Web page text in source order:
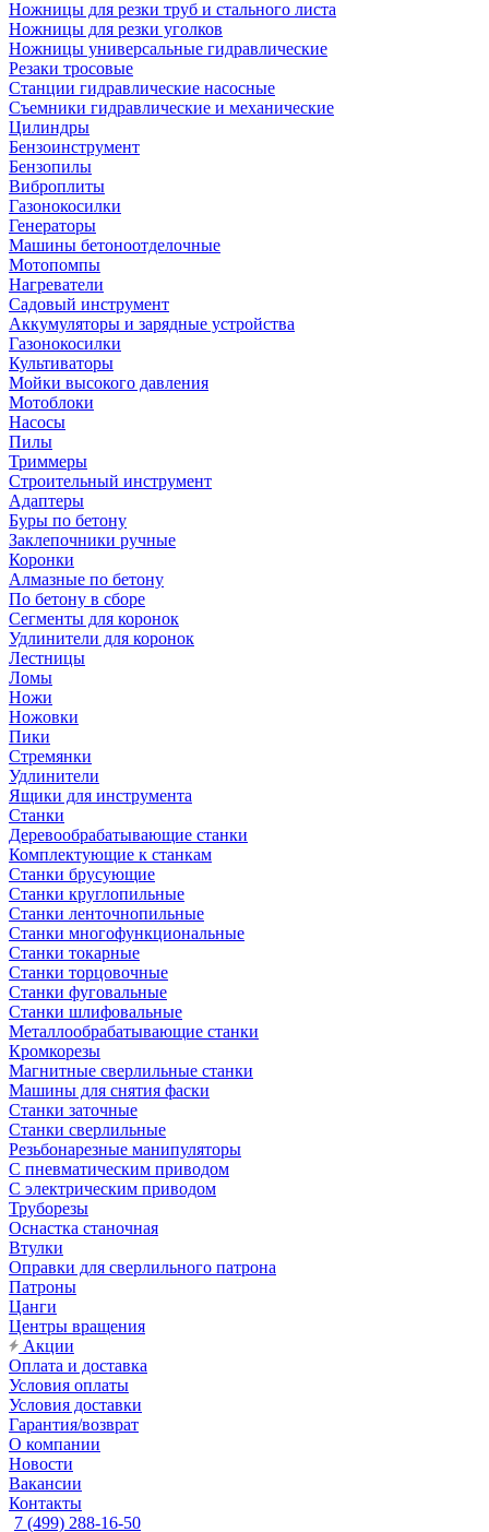
Ножницы для резки труб и стального листа
Ножницы для резки уголков
Ножницы универсальные гидравлические
Резаки тросовые
Станции гидравлические насосные
Съемники гидравлические и механические
Цилиндры
Бензоинструмент
Бензопилы
Виброплиты
Газонокосилки
Генераторы
Машины бетоноотделочные
Мотопомпы
Нагреватели
Садовый инструмент
Аккумуляторы и зарядные устройства
Газонокосилки
Культиваторы
Мойки высокого давления
Мотоблоки
Насосы
Пилы
Триммеры
Строительный инструмент
Адаптеры
Буры по бетону
Заклепочники ручные
Коронки
Алмазные по бетону
По бетону в сборе
Сегменты для коронок
Удлинители для коронок
Лестницы
Ломы
Ножи
Ножовки
Пики
Стремянки
Удлинители
Ящики для инструмента
Станки
Деревообрабатывающие станки
Комплектующие к станкам
Станки брусующие
Станки круглопильные
Станки ленточнопильные
Станки многофункциональные
Станки токарные
Станки торцовочные
Станки фуговальные
Станки шлифовальные
Металлообрабатывающие станки
Кромкорезы
Магнитные сверлильные станки
Машины для снятия фаски
Станки заточные
Станки сверлильные
Резьбонарезные манипуляторы
С пневматическим приводом
С электрическим приводом
Труборезы
Оснастка станочная
Втулки
Оправки для сверлильного патрона
Патроны
Цанги
Центры вращения
Акции
Оплата и доставка
Условия оплаты
Условия доставки
Гарантия/возврат
О компании
Новости
Вакансии
Контакты
7 (499) 288-16-50